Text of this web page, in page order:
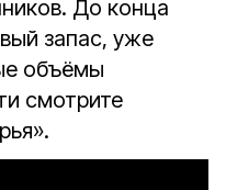
До конца
запас, уже
объёмы
смотрите